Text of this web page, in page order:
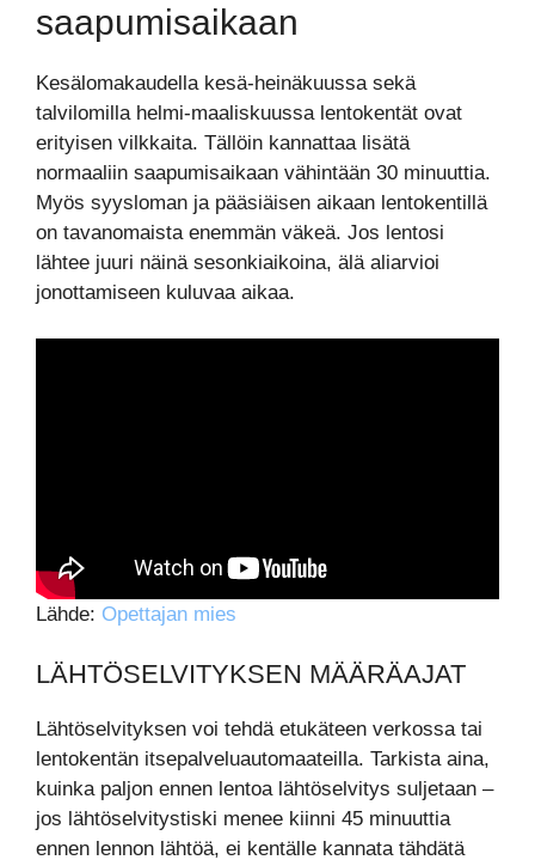
saapumisaikaan
Kesälomakaudella kesä-heinäkuussa sekä
talvilomilla helmi-maaliskuussa lentokentät ovat
erityisen vilkkaita. Tällöin kannattaa lisätä
normaaliin saapumisaikaan vähintään 30 minuuttia.
Myös syysloman ja pääsiäisen aikaan lentokentillä
on tavanomaista enemmän väkeä. Jos lentosi
lähtee juuri näinä sesonkiaikoina, älä aliarvioi
jonottamiseen kuluvaa aikaa.
Lähde: Opettajan mies
LÄHTÖSELVITYKSEN MÄÄRÄAJAT
Lähtöselvityksen voi tehdä etukäteen verkossa tai
lentokentän itsepalveluautomaateilla. Tarkista aina,
kuinka paljon ennen lentoa lähtöselvitys suljetaan –
jos lähtöselvitystiski menee kiinni 45 minuuttia
ennen lennon lähtöä, ei kentälle kannata tähdätä